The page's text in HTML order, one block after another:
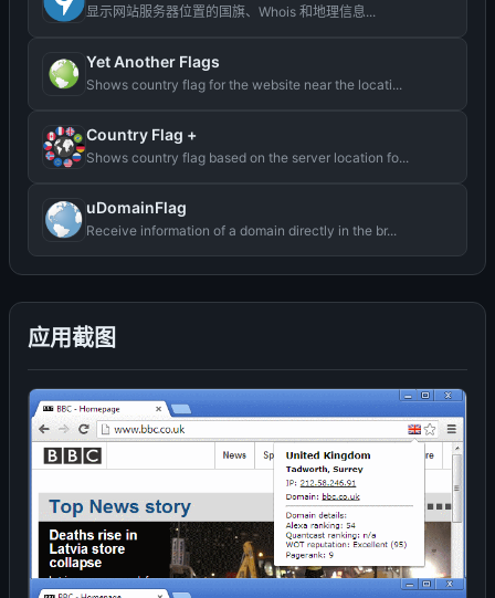
应用截图
显示网站服务器位置的国旗、Whois 和地理信息...
Yet Another Flags
Shows country flag for the website near the locati...
Country Flag +
Shows country flag based on the server location fo...
uDomainFlag
Receive information of a domain directly in the br...